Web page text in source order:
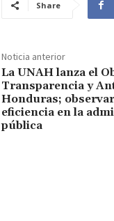
Share
Noticia anterior
La UNAH lanza el
Transparencia y
Honduras;
eficiencia en la
pública